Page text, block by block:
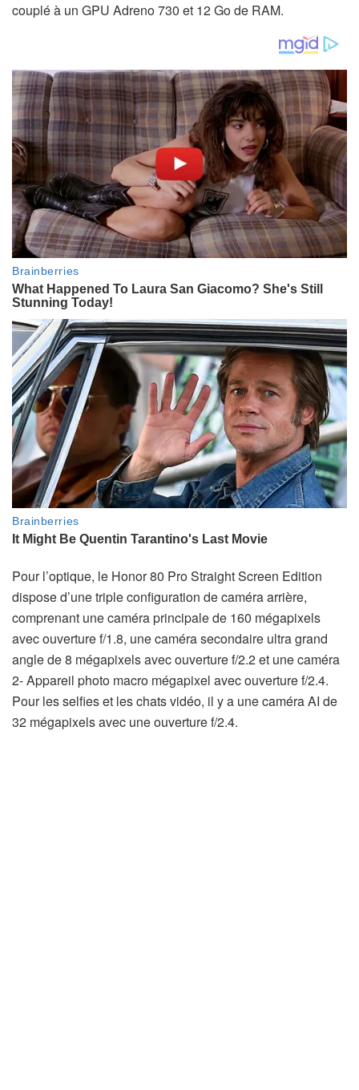
couplé à un GPU Adreno 730 et 12 Go de RAM.
Pour l’optique, le Honor 80 Pro Straight Screen Edition
dispose d’une triple configuration de caméra arrière,
comprenant une caméra principale de 160 mégapixels
avec ouverture f/1.8, une caméra secondaire ultra grand
angle de 8 mégapixels avec ouverture f/2.2 et une caméra
2- Appareil photo macro mégapixel avec ouverture f/2.4.
Pour les selfies et les chats vidéo, il y a une caméra AI de
32 mégapixels avec une ouverture f/2.4.